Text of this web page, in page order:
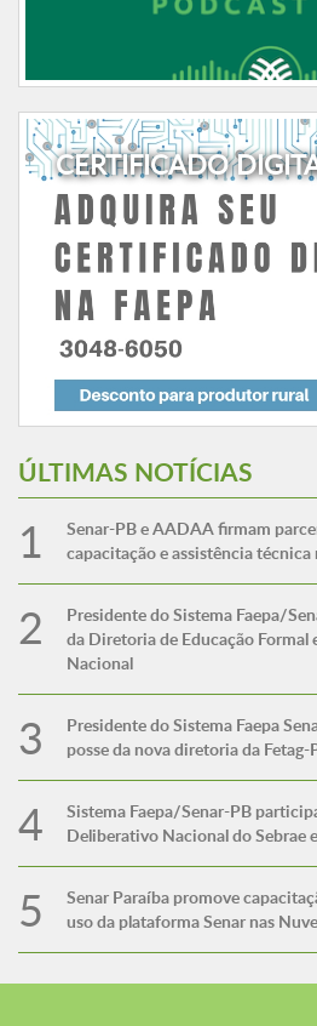
CERTIFICADO
ÚLTIMAS NOTÍCIAS
Senar-PB e AADAA firmam
capacitação e assistência
Presidente do Sistema Faepa/
da Diretoria de Educação Formal
Nacional
Presidente do Sistema Faepa
posse da nova diretoria da Fetag-
Sistema Faepa/Senar-PB
Deliberativo Nacional do Sebrae
Senar Paraíba promove
uso da plataforma Senar nas